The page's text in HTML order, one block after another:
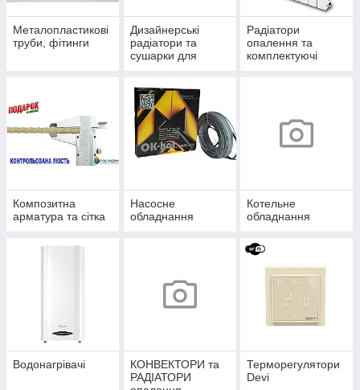
Металопластикові
труби, фітинги
Дизайнерські
радіатори та
сушарки для
Радіатори
опалення та
комплектуючі
Композитна
арматура та сітка
Насосне
обладнання
Котельне
обладнання
Водонагрівачі
КОНВЕКТОРИ та
РАДІАТОРИ
Терморегулятори
Devi